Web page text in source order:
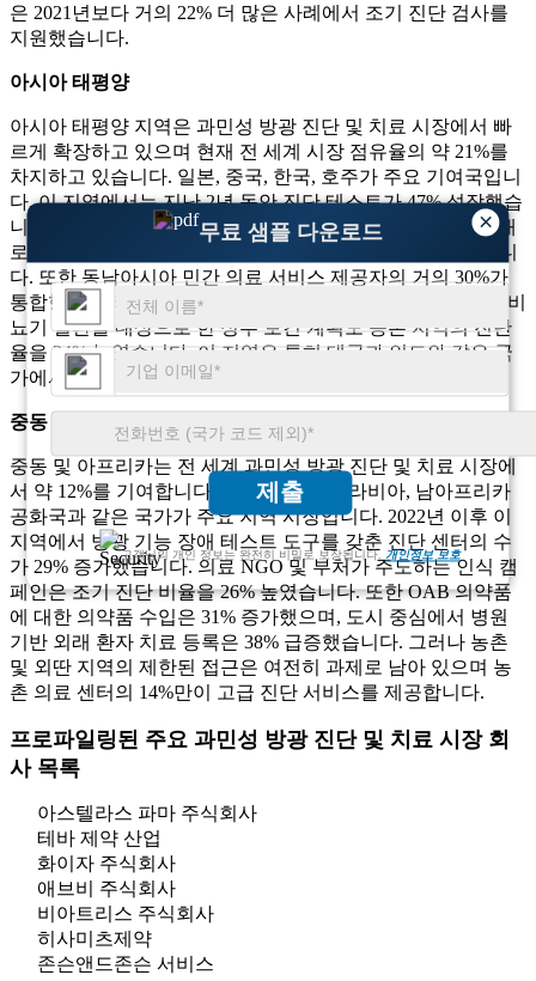
×
무료 샘플 다운로드
제출
고객님의 개인 정보는 완전히 비밀로 보장됩니다. 개인정보 보호
은 2021년보다 거의 22% 더 많은 사례에서 조기 진단 검사를
지원했습니다.
아시아 태평양
아시아 태평양 지역은 과민성 방광 진단 및 치료 시장에서 빠
르게 확장하고 있으며 현재 전 세계 시장 점유율의 약 21%를
차지하고 있습니다. 일본, 중국, 한국, 호주가 주요 기여국입니
다. 이 지역에서는 지난 2년 동안 진단 테스트가 47% 성장했습
니다. 도시 병원에서는 OAB 약물 처방이 36% 증가했으며, 새
로운 치료제에 대한 임상 시험이 42% 증가했다고 보고했습니
다. 또한 동남아시아 민간 의료 서비스 제공자의 거의 30%가
통합형 웨어러블 방광 모니터링 장치를 보유하고 있습니다. 비
뇨기 질환을 대상으로 한 정부 보건 계획도 농촌 지역의 진단
율을 34% 높였습니다. 이 지역은 특히 태국과 인도와 같은 국
가에서 의료 관광이 성장하면서 혜택을 누리고 있습니다.
중동 및 아프리카
중동 및 아프리카는 전 세계 과민성 방광 진단 및 치료 시장에
서 약 12%를 기여합니다. UAE, 사우디아라비아, 남아프리카
공화국과 같은 국가가 주요 지역 시장입니다. 2022년 이후 이
지역에서 방광 기능 장애 테스트 도구를 갖춘 진단 센터의 수
가 29% 증가했습니다. 의료 NGO 및 부처가 주도하는 인식 캠
페인은 조기 진단 비율을 26% 높였습니다. 또한 OAB 의약품
에 대한 의약품 수입은 31% 증가했으며, 도시 중심에서 병원
기반 외래 환자 치료 등록은 38% 급증했습니다. 그러나 농촌
및 외딴 지역의 제한된 접근은 여전히 ​​과제로 남아 있으며 농
촌 의료 센터의 14%만이 고급 진단 서비스를 제공합니다.
프로파일링된 주요 과민성 방광 진단 및 치료 시장 회
사 목록
아스텔라스 파마 주식회사
테바 제약 산업
화이자 주식회사
애브비 주식회사
비아트리스 주식회사
히사미츠제약
존슨앤드존슨 서비스